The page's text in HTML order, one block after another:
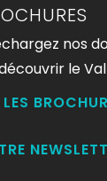
nos
le